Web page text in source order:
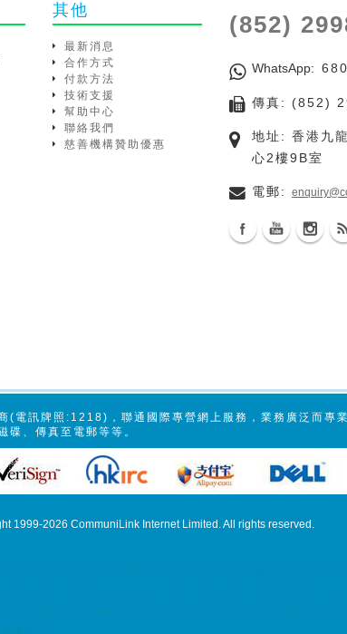
其他
最新消息
合作方式
付款方法
技術支援
幫助中心
聯絡我們
慈善機構贊助優惠
(852)
WhatsApp:
傳真: (852)
地址: 香港九
心2樓9B室
電郵:
(電訊牌照:1218)，聯通國際專營網上服務，業務廣泛而專
碟、傳真至電郵等等。
1999-2026 CommuniLink Internet Limited . All rights reserved.
Server, Japan Server, China Server dedicated
中心